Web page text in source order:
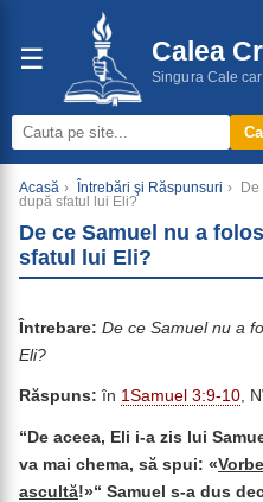
☰ Calea
Singura Cale
Acasă › Întrebări şi Răspunsuri ›
după sfatul lui Eli?
De ce Samuel nu a
sfatul lui Eli?
Întrebare: De ce Samuel nu a
Eli?
Răspuns: în 1Samuel 3:9-10,
“ De aceea, Eli i-a zis lui
va mai chema, să spui: «
ascultă!»“ Samuel s-a dus